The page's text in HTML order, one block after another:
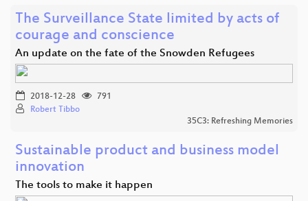
The Surveillance State limited by acts of
courage and conscience
An update on the fate of the Snowden Refugees
2018-12-28
791
Robert Tibbo
35C3: Refreshing Memories
Sustainable product and business model
innovation
The tools to make it happen